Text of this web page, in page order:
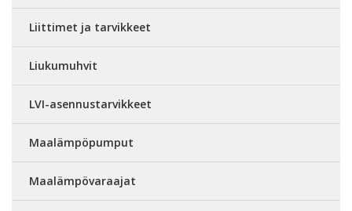
Liittimet ja tarvikkeet
Liukumuhvit
LVI-asennustarvikkeet
Maalämpöpumput
Maalämpövaraajat